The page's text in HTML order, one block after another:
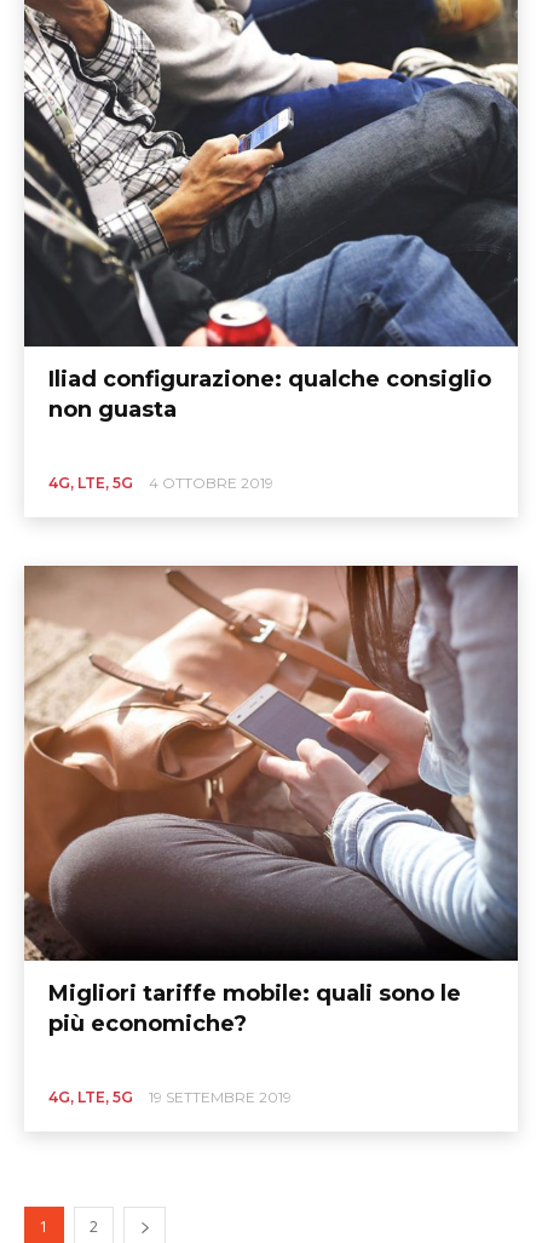
Iliad configurazione: qualche consiglio
non guasta
4G, LTE, 5G 4 OTTOBRE 2019
Migliori tariffe mobile: quali sono le
più economiche?
4G, LTE, 5G 19 SETTEMBRE 2019
1 2